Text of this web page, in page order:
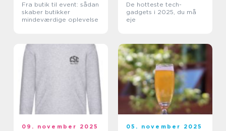
Fra butik til event: sådan
skaber butikker
mindeværdige oplevelse
De hotteste tech-
gadgets i 2025, du må
eje
09. november 2025 05. november 2025